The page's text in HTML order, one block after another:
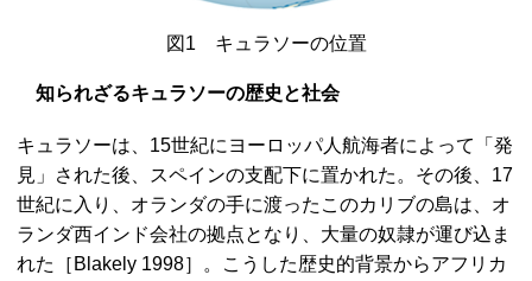
図1 キュラソーの位置
知られざるキュラソーの歴史と社会
キュラソーは、15世紀にヨーロッパ人航海者によって「発
見」された後、スペインの支配下に置かれた。その後、17
世紀に入り、オランダの手に渡ったこのカリブの島は、オ
ランダ西インド会社の拠点となり、大量の奴隷が運び込ま
れた［Blakely 1998］。こうした歴史的背景からアフリカ